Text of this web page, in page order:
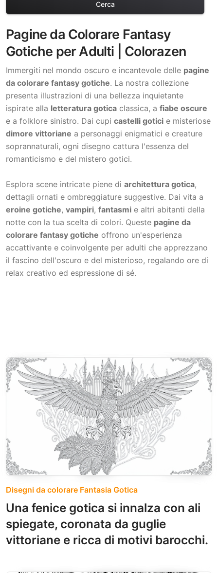
Cerca
Pagine da Colorare Fantasy
Gotiche per Adulti | Colorazen
Immergiti nel mondo oscuro e incantevole delle pagine
da colorare fantasy gotiche. La nostra collezione
presenta illustrazioni di una bellezza inquietante
ispirate alla letteratura gotica classica, a fiabe oscure
e a folklore sinistro. Dai cupi castelli gotici e misteriose
dimore vittoriane a personaggi enigmatici e creature
soprannaturali, ogni disegno cattura l'essenza del
romanticismo e del mistero gotici.
Esplora scene intricate piene di architettura gotica,
dettagli ornati e ombreggiature suggestive. Dai vita a
eroine gotiche, vampiri, fantasmi e altri abitanti della
notte con la tua scelta di colori. Queste pagine da
colorare fantasy gotiche offrono un'esperienza
accattivante e coinvolgente per adulti che apprezzano
il fascino dell'oscuro e del misterioso, regalando ore di
relax creativo ed espressione di sé.
Disegni da colorare Fantasia Gotica
Una fenice gotica si innalza con ali
spiegate, coronata da guglie
vittoriane e ricca di motivi barocchi.